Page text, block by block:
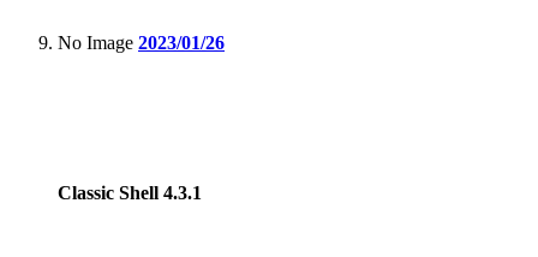
No Image 2023/01/26
Classic Shell 4.3.1